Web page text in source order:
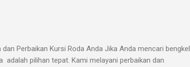
Perbaikan Kursi Roda Anda Jika Anda mencari bengkel
pilihan tepat. Kami melayani perbaikan dan